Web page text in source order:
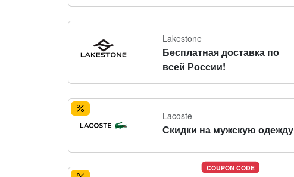
Lakestone
Бесплатная доставка по
всей России!
Lacoste
Скидки на мужскую одежду
COUPON CODE